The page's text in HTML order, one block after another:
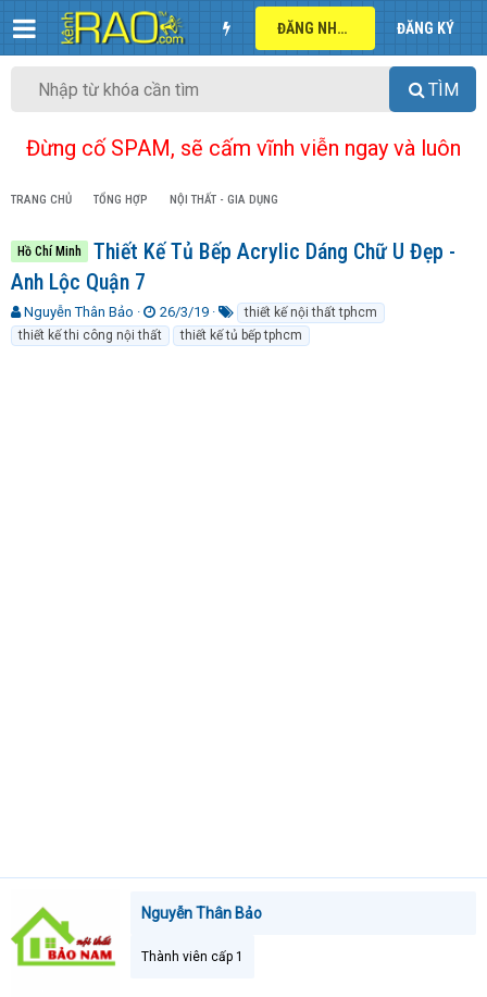
ĐĂNG NHẬP ĐĂNG KÝ
TÌM
Đừng cố SPAM, sẽ cấm vĩnh viễn ngay và luôn
TRANG CHỦ TỔNG HỢP NỘI THẤT - GIA DỤNG
Hồ Chí Minh
Thiết Kế Tủ Bếp Acrylic Dáng Chữ U Đẹp -
Anh Lộc Quận 7
T
h
r
Nguyễn Thân Bảo
N
g
à
26/3/19
ừ
k
thiết kế nội thất tphcm
thiết kế thi công nội thất
thiết kế tủ bếp tphcm
Nguyễn Thân Bảo
Thành viên cấp 1